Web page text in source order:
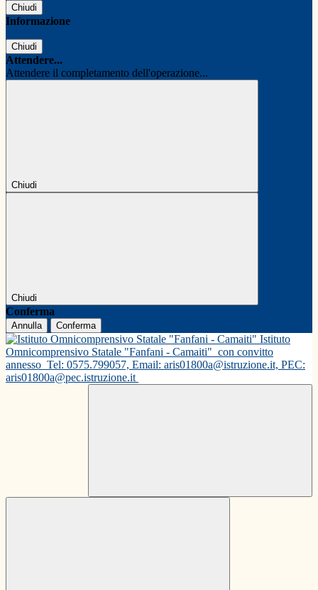
Chiudi
Informazione
Chiudi
Attendere...
Attendere il completamento dell'operazione...
Chiudi
Chiudi
Conferma
Annulla Conferma
Istituto
Omnicomprensivo Statale "Fanfani - Camaiti" con convitto
annesso Tel: 0575.799057, Email: aris01800a@istruzione.it, PEC:
aris01800a@pec.istruzione.it